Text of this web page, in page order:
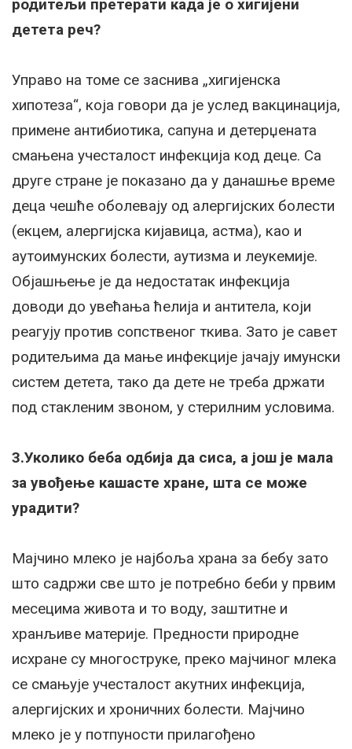
родитељи претерати када је о хигијени
детета реч?
Управо на томе се заснива „хигијенска
хипотеза“, која говори да је услед вакцинација,
примене антибиотика, сапуна и детерџената
смањена учесталост инфекција код деце. Са
друге стране је показано да у данашње време
деца чешће оболевају од алергијских болести
(екцем, алергијска кијавица, астма), као и
аутоимунских болести, аутизма и леукемије.
Објашњење је да недостатак инфекција
доводи до увећања ћелија и антитела, који
реагују против сопственог ткива. Зато је савет
родитељима да мање инфекције јачају имунски
систем детета, тако да дете не треба држати
под стакленим звоном, у стерилним условима.
3.Уколико беба одбија да сиса, а још је мала
за увођење кашасте хране, шта се може
урадити?
Мајчино млеко је најбоља храна за бебу зато
што садржи све што је потребно беби у првим
месецима живота и то воду, заштитне и
хранљиве материје. Предности природне
исхране су многоструке, преко мајчиног млека
се смањује учесталост акутних инфекција,
алергијских и хроничних болести. Мајчино
млеко је у потпуности прилагођено